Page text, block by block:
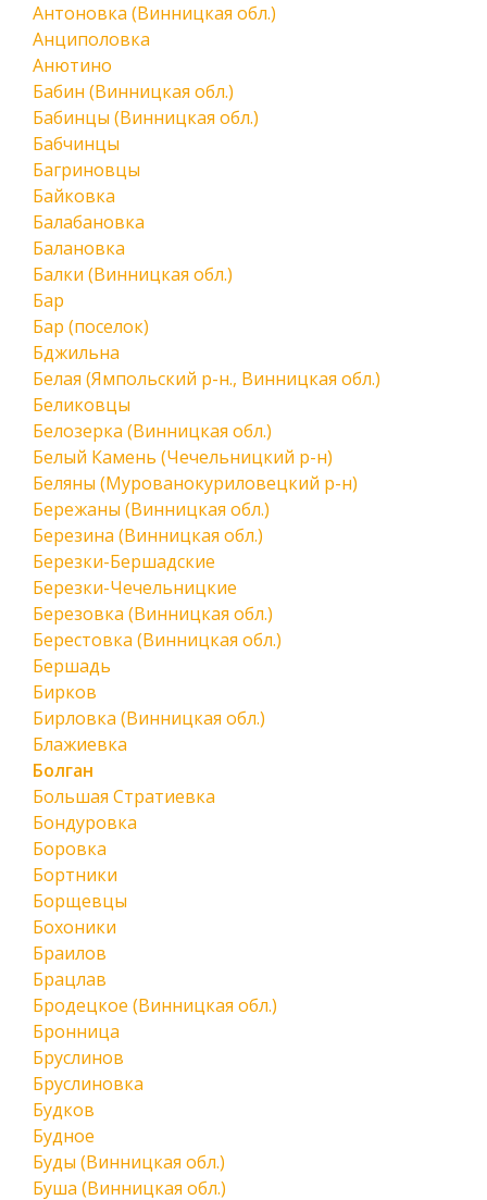
Антоновка (Винницкая обл.)
Анциполовка
Анютино
Бабин (Винницкая обл.)
Бабинцы (Винницкая обл.)
Бабчинцы
Багриновцы
Байковка
Балабановка
Балановка
Балки (Винницкая обл.)
Бар
Бар (поселок)
Бджильна
Белая (Ямпольский р-н., Винницкая обл.)
Беликовцы
Белозерка (Винницкая обл.)
Белый Камень (Чечельницкий р-н)
Беляны (Мурованокуриловецкий р-н)
Бережаны (Винницкая обл.)
Березина (Винницкая обл.)
Березки-Бершадские
Березки-Чечельницкие
Березовка (Винницкая обл.)
Берестовка (Винницкая обл.)
Бершадь
Бирков
Бирловка (Винницкая обл.)
Блажиевка
Болган
Большая Стратиевка
Бондуровка
Боровка
Бортники
Борщевцы
Бохоники
Браилов
Брацлав
Бродецкое (Винницкая обл.)
Бронница
Бруслинов
Бруслиновка
Будков
Будное
Буды (Винницкая обл.)
Буша (Винницкая обл.)